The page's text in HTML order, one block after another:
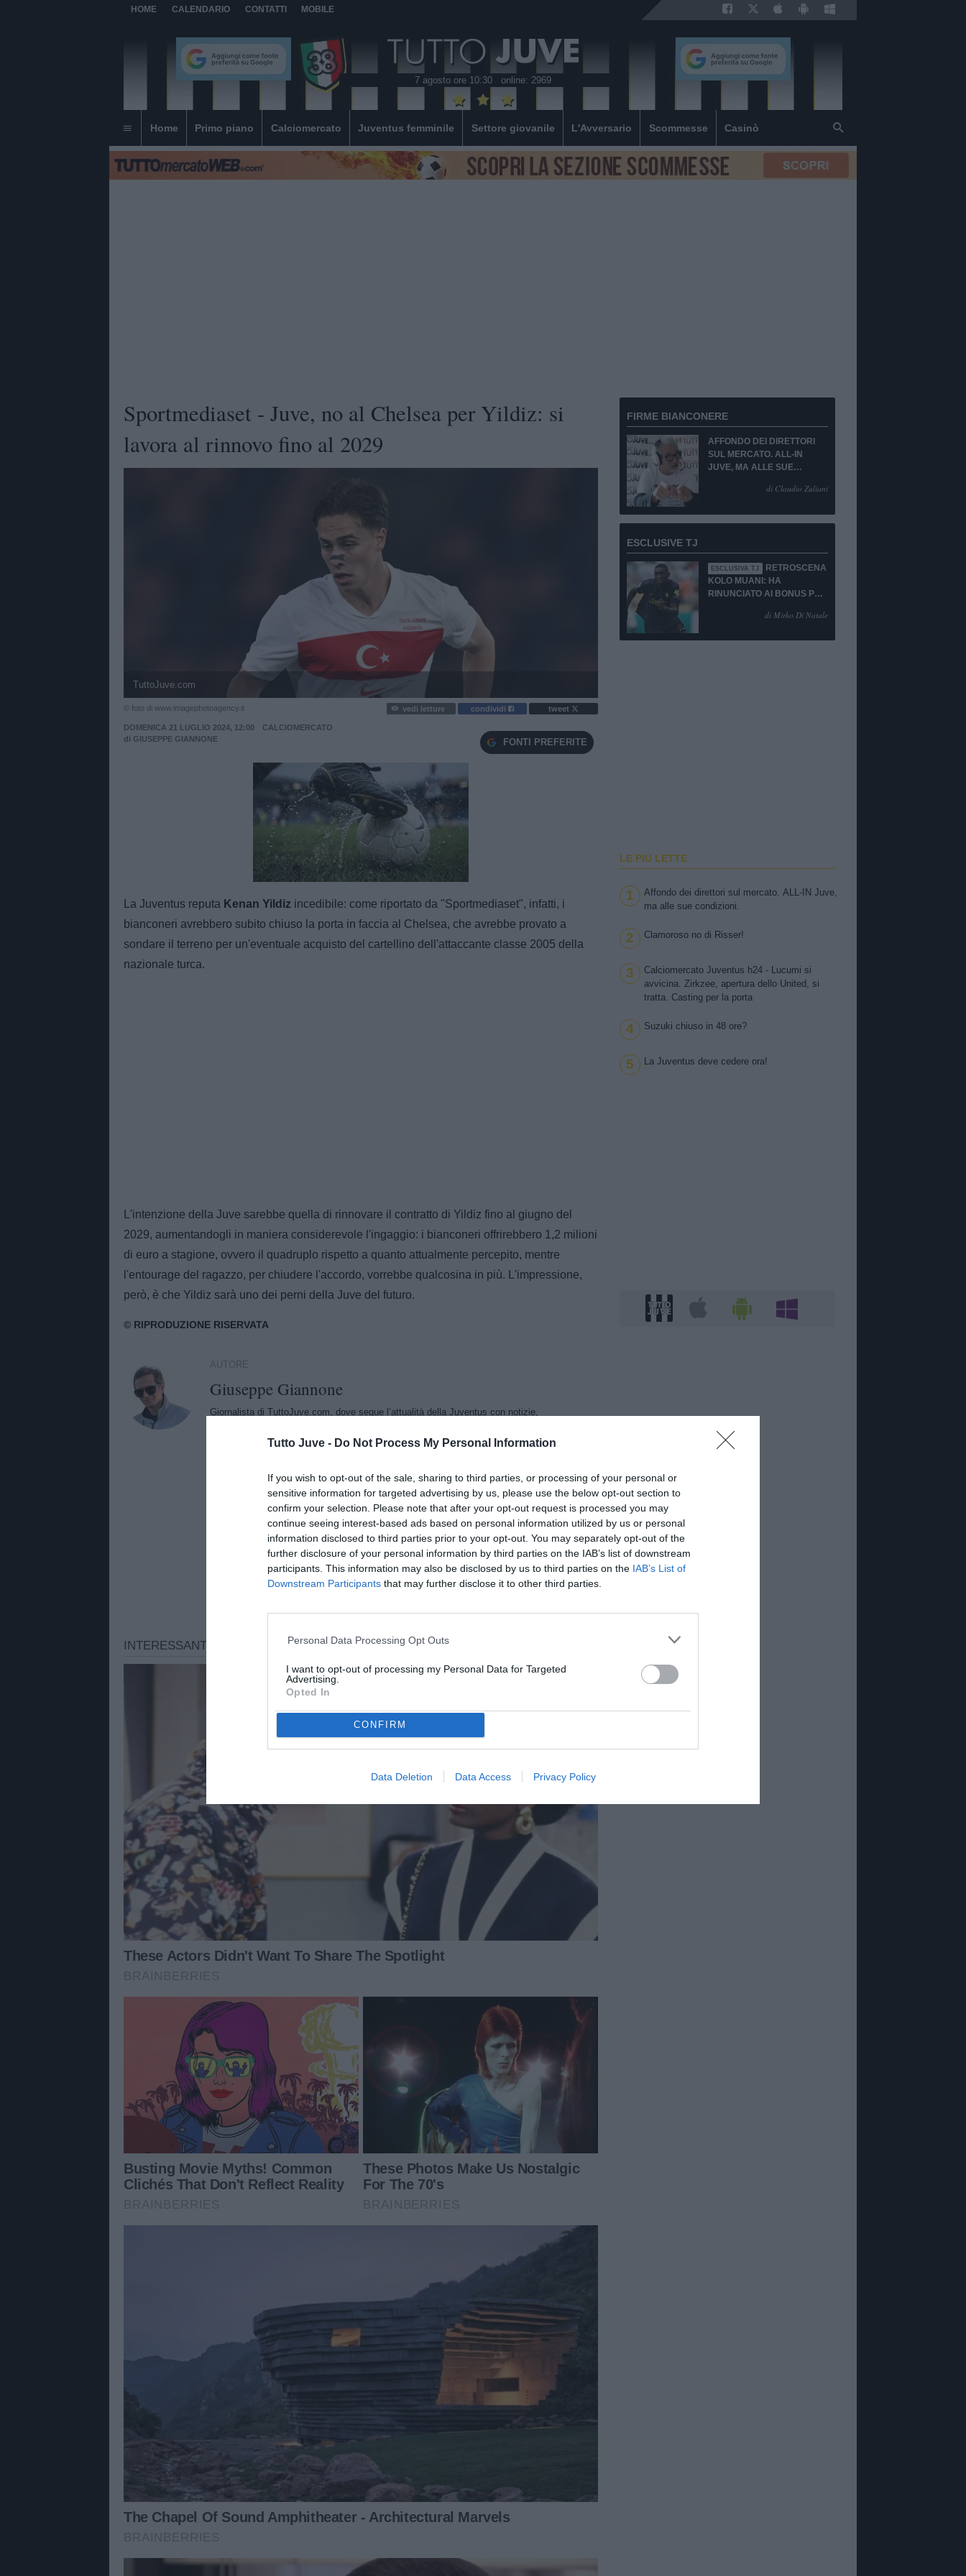
Tutto Juve - Do Not Process My Personal Information
If you wish to opt-out of the sale, sharing to third parties, or processing of your personal or
sensitive information for targeted advertising by us, please use the below opt-out section to
confirm your selection. Please note that after your opt-out request is processed you may
continue seeing interest-based ads based on personal information utilized by us or personal
information disclosed to third parties prior to your opt-out. You may separately opt-out of the
further disclosure of your personal information by third parties on the IAB’s list of downstream
participants. This information may also be disclosed by us to third parties on the IAB’s List of
Downstream Participants that may further disclose it to other third parties.
Personal Data Processing Opt Outs
I want to opt-out of processing my Personal Data for Targeted
Advertising.
Opted In
CONFIRM
Data Deletion Data Access Privacy Policy
HOME CALENDARIO CONTATTI MOBILE
7 agosto ore 10:30 online: 2969
Home Primo piano Calciomercato Juventus femminile Settore giovanile L'Avversario Scommesse Casinò
Sportmediaset - Juve, no al Chelsea per Yildiz: si
lavora al rinnovo fino al 2029
TuttoJuve.com
© foto di www.imagephotoagency.it vedi letture condividi tweet
DOMENICA 21 LUGLIO 2024, 12:00
CALCIOMERCATO
di GIUSEPPE GIANNONE FONTI PREFERITE
Unmute
Loaded
100.00%
La Juventus reputa Kenan Yildiz incedibile: come riportato da "Sportmediaset", infatti, i
bianconeri avrebbero subito chiuso la porta in faccia al Chelsea, che avrebbe provato a
sondare il terreno per un'eventuale acquisto del cartellino dell'attaccante classe 2005 della
nazionale turca.
L'intenzione della Juve sarebbe quella di rinnovare il contratto di Yildiz fino al giugno del
2029, aumentandogli in maniera considerevole l'ingaggio: i bianconeri offrirebbero 1,2 milioni
di euro a stagione, ovvero il quadruplo rispetto a quanto attualmente percepito, mentre
l'entourage del ragazzo, per chiudere l'accordo, vorrebbe qualcosina in più. L'impressione,
però, è che Yildiz sarà uno dei perni della Juve del futuro.
AUTORE
Giuseppe Giannone
Giornalista di TuttoJuve.com, dove segue l’attualità della Juventus con notizie,
FIRME BIANCONERE
AFFONDO DEI DIRETTORI
SUL MERCATO. ALL-IN
JUVE, MA ALLE SUE
di Claudio Zuliani
ESCLUSIVE TJ
ESCLUSIVA TJ
RETROSCENA
KOLO MUANI: HA
RINUNCIATO AI BONUS PUR
di Mirko Di Natale
LE PIÙ LETTE
1
Affondo dei direttori sul mercato. ALL-IN Juve,
ma alle sue condizioni.
2 Clamoroso no di Risser!
3
Calciomercato Juventus h24 - Lucumi si
avvicina. Zirkzee, apertura dello United, si
tratta. Casting per la porta
4 Suzuki chiuso in 48 ore?
5 La Juventus deve cedere ora!